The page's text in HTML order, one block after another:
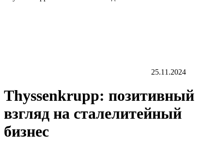
25.11.2024
Thyssenkrupp: позитивный
взгляд на сталелитейный
бизнес